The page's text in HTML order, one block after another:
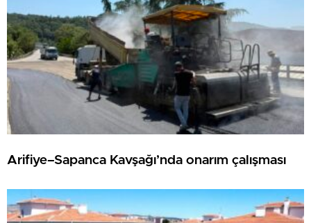
Arifiye–Sapanca Kavşağı’nda onarım çalışması